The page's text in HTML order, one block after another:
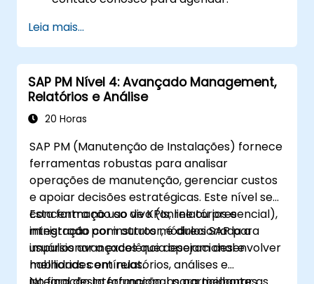
Leia mais...
SAP PM Nível 4: Avançado Management,
Relatórios e Análise
20 Horas
SAP PM (Manutenção de Instalações) fornece
ferramentas robustas para analisar
operações de manutenção, gerenciar custos
e apoiar decisões estratégicas. Este nível se
concentra no uso de KPIs, relatórios e
integração com outros módulos SAP para
impulsionar a excelência operacional e
melhorias contínuas.
Esta formação ao vivo (online ou presencial),
ministrada por instrutor, é direcionada a
usuários avançados que desejam desenvolver
habilidades em relatórios, análises e